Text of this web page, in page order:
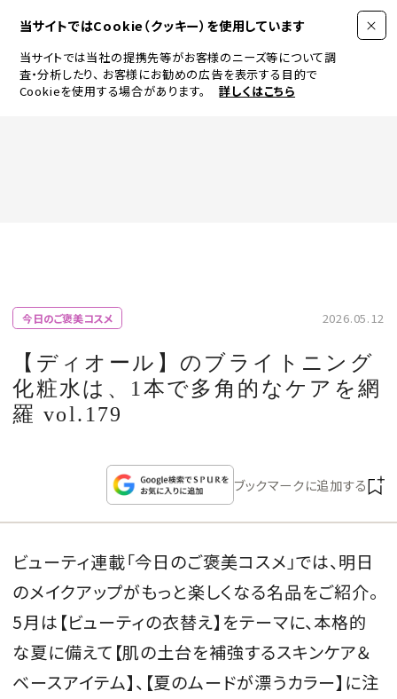
当サイトではCookie（クッキー）を使用しています
当サイトでは当社の提携先等がお客様のニーズ等について調
査・分析したり、 お客様にお勧めの広告を表示する目的で
Cookieを使用する場合があります。
詳しくはこちら
JEWELRY & WATCH
LIFESTYLE
CULTURE
CELEBRITY
WEDDING
FORTUNE
SDGs
今日のご褒美コスメ 2026.05.12
【ディオール】のブライトニング
化粧水は、1本で多角的なケアを網
羅 vol.179
ブックマークに追加する
ビューティ連載「今日のご褒美コスメ」では、明日
のメイクアップがもっと楽しくなる名品をご紹介。
5月は【ビューティの衣替え】をテーマに、本格的
な夏に備えて【肌の土台を補強するスキンケア＆
ベースアイテム】、【夏のムードが漂うカラー】に注